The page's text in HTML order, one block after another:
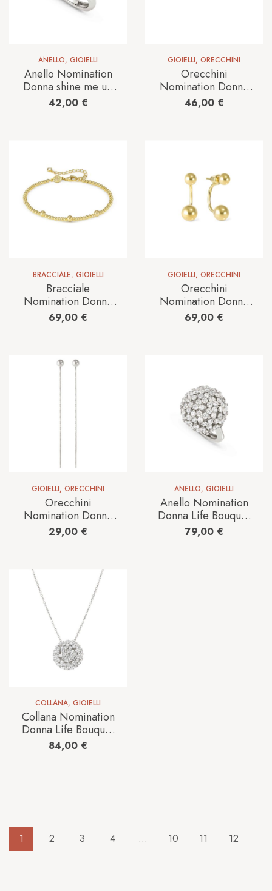
ANELLO, GIOIELLI
Anello Nomination
Donna shine me up
in Argento
241900/007
42,00 €
GIOIELLI, ORECCHINI
Orecchini
Nomination Donna
shine me up in
Argento
46,00 €
BRACCIALE, GIOIELLI
Bracciale
Nomination Donna
FASHION ERA in
Argento
69,00 €
GIOIELLI, ORECCHINI
Orecchini
Nomination Donna
FASHION ERA in
Argento
69,00 €
GIOIELLI, ORECCHINI
Orecchini
Nomination Donna
FASHION ERA in
Argento
29,00 €
ANELLO, GIOIELLI
Anello Nomination
Donna Life Bouquet
in Argento
242502/010
79,00 €
COLLANA, GIOIELLI
Collana Nomination
Donna Life Bouquet
in Argento
242508/010
84,00 €
1 2 3 4 … 10 11 12